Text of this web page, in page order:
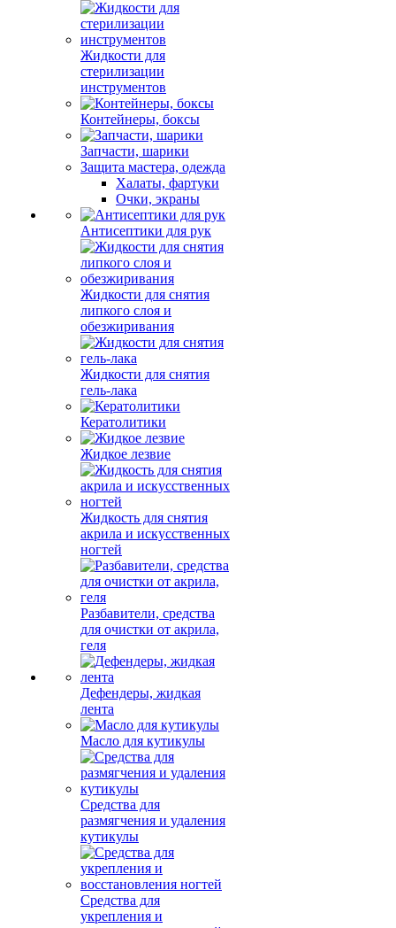
Жидкости для
стерилизации
инструментов
Контейнеры, боксы
Запчасти, шарики
Защита мастера, одежда
Халаты, фартуки
Очки, экраны
Антисептики для рук
Жидкости для снятия
липкого слоя и
обезжиривания
Жидкости для снятия
гель-лака
Кератолитики
Жидкое лезвие
Жидкость для снятия
акрила и искусственных
ногтей
Разбавители, средства
для очистки от акрила,
геля
Дефендеры, жидкая
лента
Масло для кутикулы
Средства для
размягчения и удаления
кутикулы
Средства для
укрепления и